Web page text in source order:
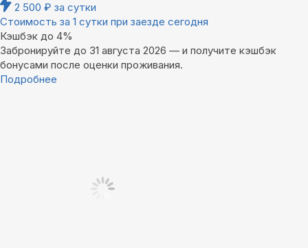
2 500 ₽ за сутки
Стоимость за 1 сутки при заезде сегодня
Кэшбэк до 4%
Забронируйте до 31 августа 2026 — и получите кэшбэк
бонусами после оценки проживания.
Подробнее